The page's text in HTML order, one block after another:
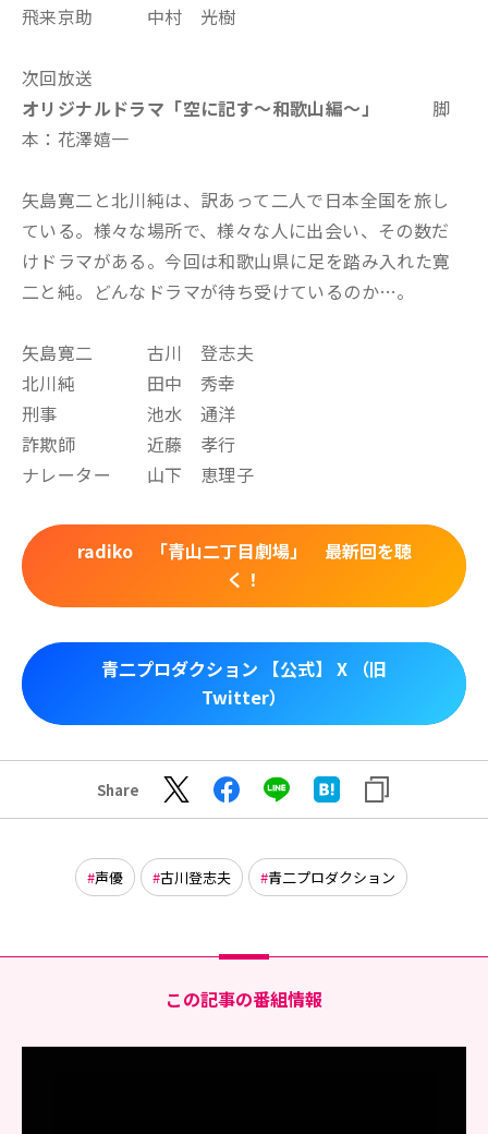
飛来京助 中村 光樹
次回放送
オリジナルドラマ「空に記す～和歌山編～」
脚
本：花澤嬉一
矢島寛二と北川純は、訳あって二人で日本全国を旅し
ている。様々な場所で、様々な人に出会い、その数だ
けドラマがある。今回は和歌山県に足を踏み入れた寛
二と純。どんなドラマが待ち受けているのか…。
矢島寛二 古川 登志夫
北川純 田中 秀幸
刑事 池水 通洋
詐欺師 近藤 孝行
ナレーター 山下 恵理子
radiko 「青山二丁目劇場」 最新回を聴
く！
青二プロダクション 【公式】 X （旧
Twitter）
Share
声優 古川登志夫 青二プロダクション
この記事の番組情報